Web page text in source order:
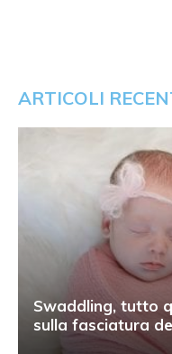
ARTICOLI
Swaddling, tutto
sulla fasciatura